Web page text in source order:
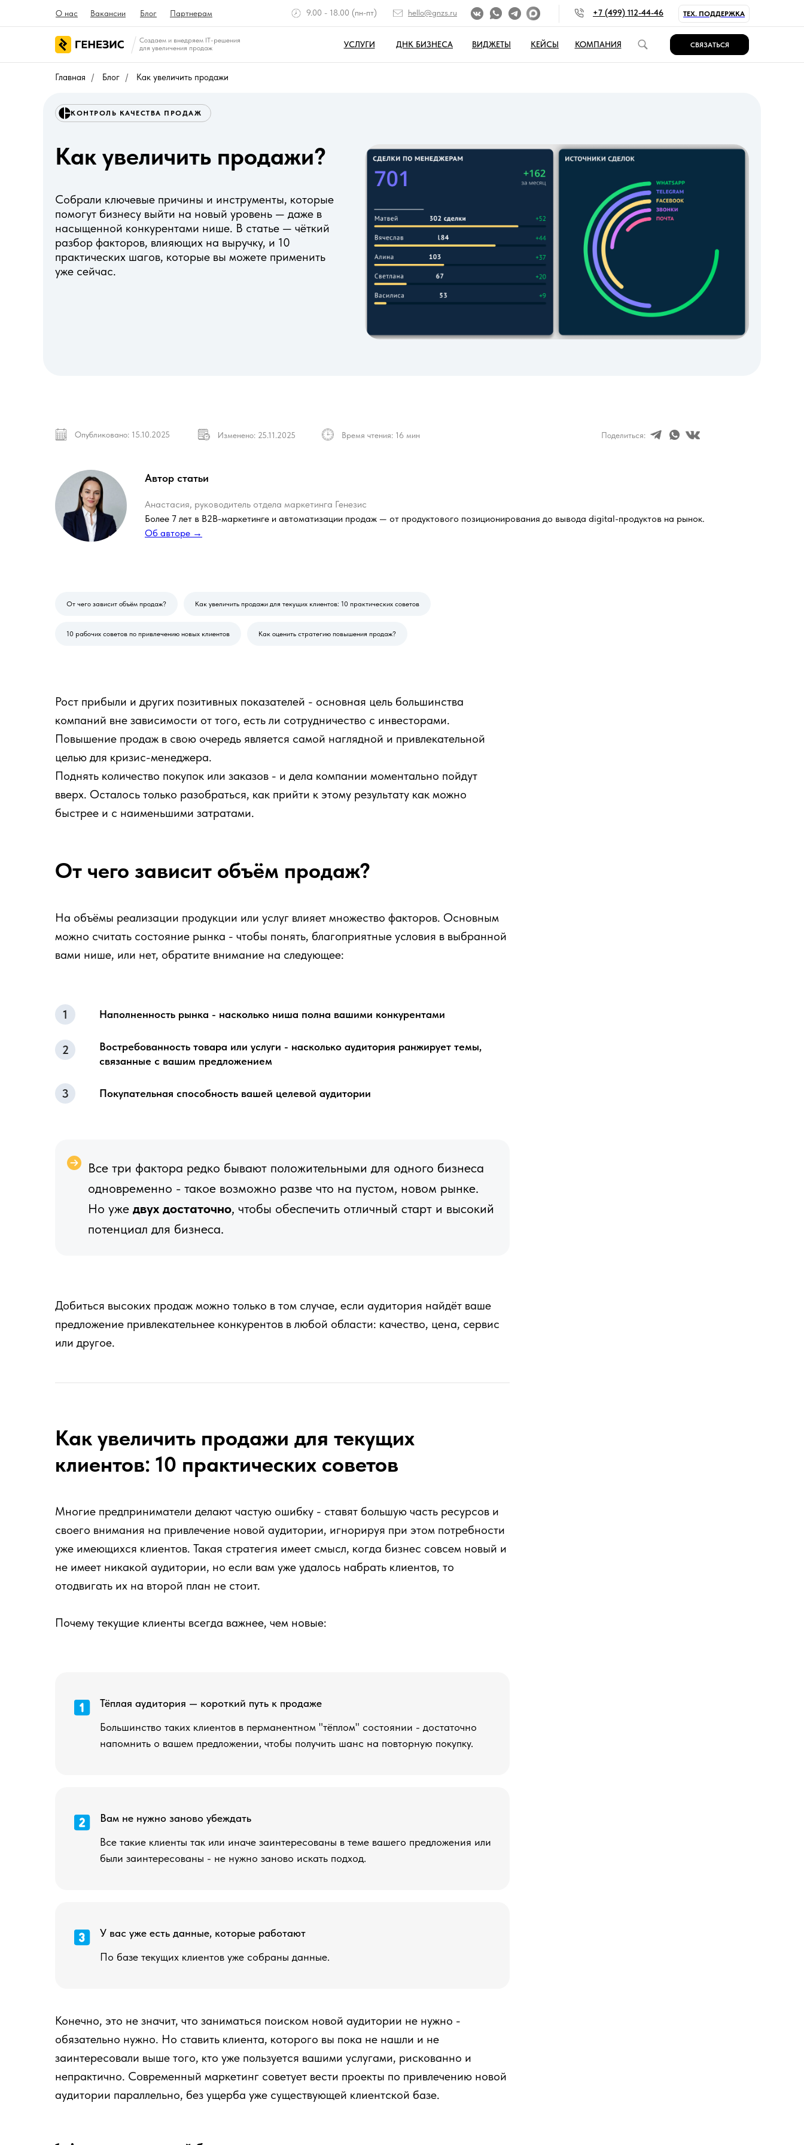
О нас Вакансии Блог +7 (499) 112-44-46
hello@gnzs.ru
9.00 - 18.00 (пн-пт)
Партнерам ТЕХ. ПОДДЕРЖКА
УСЛУГИ ДНК БИЗНЕСА ВИДЖЕТЫ КЕЙСЫ КОМПАНИЯ
Создаем и внедряем IT-решения
для увеличения продаж
СВЯЗАТЬСЯ
Главная / Блог / Как увеличить продажи
Как увеличить продажи?
Собрали ключевые причины и инструменты, которые
помогут бизнесу выйти на новый уровень — даже в
насыщенной конкурентами нише. В статье — чёткий
разбор факторов, влияющих на выручку, и 10
практических шагов, которые вы можете применить
уже сейчас.
КОНТРОЛЬ КАЧЕСТВА ПРОДАЖ
Опубликовано: 15.10.2025 Изменено: 25.11.2025 Время чтения: 16 мин Поделиться:
Автор статьи
Анастасия, руководитель отдела маркетинга Генезис
Более 7 лет в B2B-маркетинге и автоматизации продаж — от продуктового позиционирования до вывода digital-продуктов на рынок.
Об авторе →
От чего зависит объём продаж? Как увеличить продажи для текущих клиентов: 10 практических советов
10 рабочих советов по привлечению новых клиентов Как оценить стратегию повышения продаж?
Рост прибыли и других позитивных показателей - основная цель большинства
компаний вне зависимости от того, есть ли сотрудничество с инвесторами.
Повышение продаж в свою очередь является самой наглядной и привлекательной
целью для кризис-менеджера.
Поднять количество покупок или заказов - и дела компании моментально пойдут
вверх. Осталось только разобраться, как прийти к этому результату как можно
быстрее и с наименьшими затратами.
От чего зависит объём продаж?
На объёмы реализации продукции или услуг влияет множество факторов. Основным
можно считать состояние рынка - чтобы понять, благоприятные условия в выбранной
вами нише, или нет, обратите внимание на следующее:
Наполненность рынка - насколько ниша полна вашими конкурентами
Востребованность товара или услуги - насколько аудитория ранжирует темы,
связанные с вашим предложением
Покупательная способность вашей целевой аудитории
Все три фактора редко бывают положительными для одного бизнеса
одновременно - такое возможно разве что на пустом, новом рынке.
Но уже двух достаточно, чтобы обеспечить отличный старт и высокий
потенциал для бизнеса.
Добиться высоких продаж можно только в том случае, если аудитория найдёт ваше
предложение привлекательнее конкурентов в любой области: качество, цена, сервис
или другое.
Как увеличить продажи для текущих
клиентов: 10 практических советов
Многие предприниматели делают частую ошибку - ставят большую часть ресурсов и
своего внимания на привлечение новой аудитории, игнорируя при этом потребности
уже имеющихся клиентов. Такая стратегия имеет смысл, когда бизнес совсем новый и
не имеет никакой аудитории, но если вам уже удалось набрать клиентов, то
отодвигать их на второй план не стоит.
Почему текущие клиенты всегда важнее, чем новые:
Тёплая аудитория — короткий путь к продаже
Большинство таких клиентов в перманентном "тёплом" состоянии - достаточно
напомнить о вашем предложении, чтобы получить шанс на повторную покупку.
Вам не нужно заново убеждать
Все такие клиенты так или иначе заинтересованы в теме вашего предложения или
были заинтересованы - не нужно заново искать подход.
У вас уже есть данные, которые работают
По базе текущих клиентов уже собраны данные.
Конечно, это не значит, что заниматься поиском новой аудитории не нужно -
обязательно нужно. Но ставить клиента, которого вы пока не нашли и не
заинтересовали выше того, кто уже пользуется вашими услугами, рискованно и
непрактично. Современный маркетинг советует вести проекты по привлечению новой
аудитории параллельно, без ущерба уже существующей клиентской базе.